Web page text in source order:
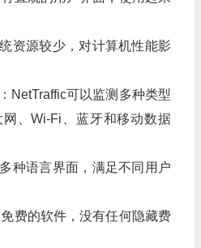
资源较少，对计算机性能影
NetTraffic可以监测多种类型
、Wi-Fi、蓝牙和移动数据
种语言界面，满足不同用户
费的软件，没有任何隐藏费